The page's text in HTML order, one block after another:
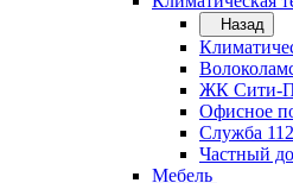
Назад
ЖК Сити-
Офисное
Служба
Частный
Мебель